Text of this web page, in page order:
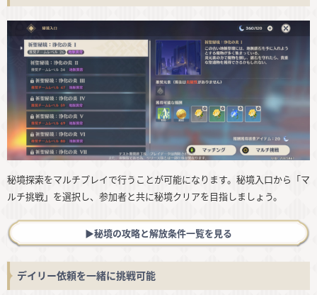
秘境探索をマルチプレイで行うことが可能になります。秘境入口から「マ
ルチ挑戦」を選択し、参加者と共に秘境クリアを目指しましょう。
▶︎秘境の攻略と解放条件一覧を見る
デイリー依頼を一緒に挑戦可能